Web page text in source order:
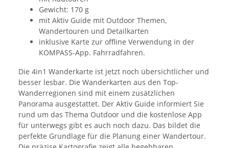
Gewicht: 170 g
mit Aktiv Guide mit Outdoor Themen,
Wandertouren und Detailkarten
inklusive Karte zur offline Verwendung in der
KOMPASS-App. Fahrradfahren.
Die 4in1 Wanderkarte ist jetzt noch übersichtlicher und
besser lesbar. Die Wanderkarten aus den Top-
Wanderregionen sind mit einem zusätzlichen
Panorama ausgestattet. Der Aktiv Guide informiert Sie
rund um das Thema Outdoor und die kostenlose App
für unterwegs gibt es auch noch dazu. Das bildet die
perfekte Grundlage für die Planung einer Wandertour.